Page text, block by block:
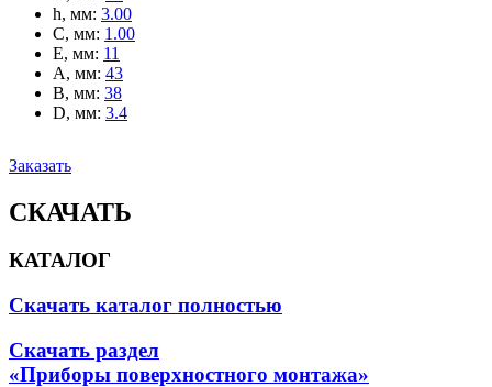
h, мм: 3.00
C, мм: 1.00
E, мм: 11
A, мм: 43
B, мм: 38
D, мм: 3.4
Заказать
СКАЧАТЬ
КАТАЛОГ
Скачать каталог полностью
Скачать раздел
«Приборы поверхностного монтажа»